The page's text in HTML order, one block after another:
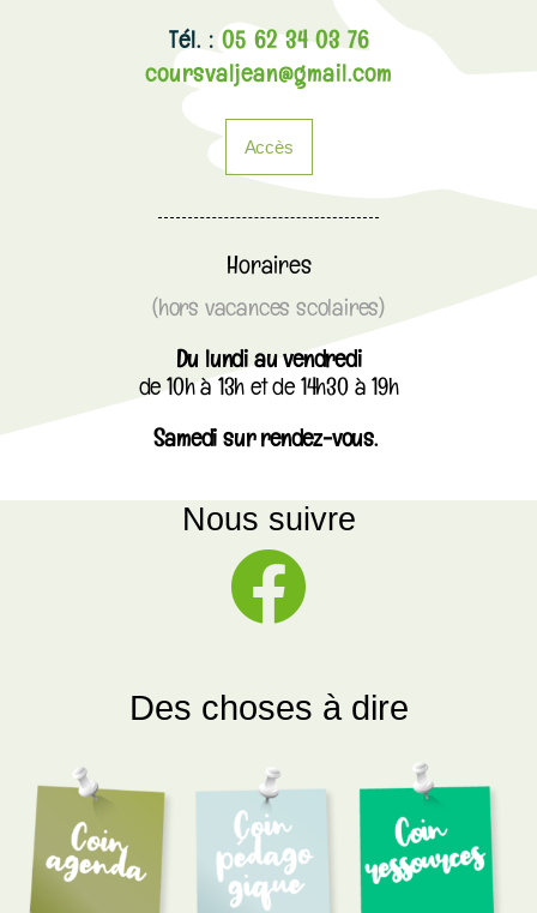
Tél. : 05 62 34 03 76
coursvaljean@gmail.com
Accès
Horaires
(hors vacances scolaires)
Du lundi au vendredi
de 10h à 13h et de 14h30 à 19h
Samedi sur rendez-vous.
Nous suivre
Des choses à dire